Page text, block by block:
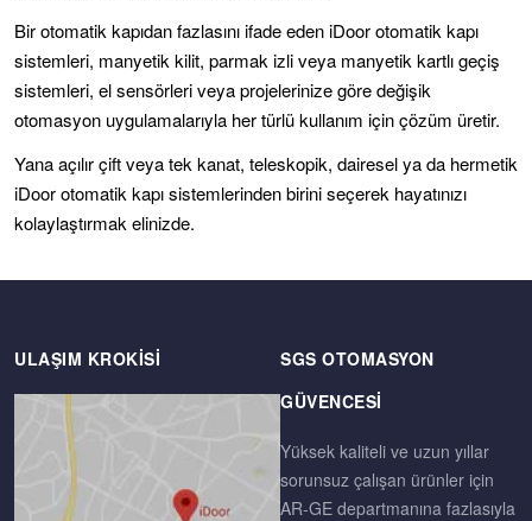
Bir otomatik kapıdan fazlasını ifade eden iDoor otomatik kapı
sistemleri, manyetik kilit, parmak izli veya manyetik kartlı geçiş
sistemleri, el sensörleri veya projelerinize göre değişik
otomasyon uygulamalarıyla her türlü kullanım için çözüm üretir.
Yana açılır çift veya tek kanat, teleskopik, dairesel ya da hermetik
iDoor otomatik kapı sistemlerinden birini seçerek hayatınızı
kolaylaştırmak elinizde.
ULAŞIM KROKISI
SGS OTOMASYON
GÜVENCESI
Yüksek kaliteli ve uzun yıllar
sorunsuz çalışan ürünler için
AR-GE departmanına fazlasıyla